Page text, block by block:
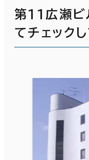
第１１広瀬
てチェック